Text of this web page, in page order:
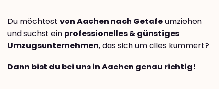
Du möchtest von Aachen nach Getafeumziehen
und suchst ein professionelles & günstiges
Umzugsunternehmen, das sich um alles kümmert?
Dann bist du bei uns in Aachen genau richtig!